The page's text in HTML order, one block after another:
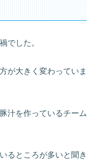
でした。
が大きく変わっていま
汁を作っているチーム
るところが多いと聞き